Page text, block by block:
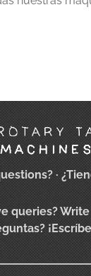
·
queries? Write